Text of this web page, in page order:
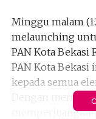
Minggu malam
melaunching
PAN Kota Bekasi
PAN Kota
kepada semua
Dengan memiliki